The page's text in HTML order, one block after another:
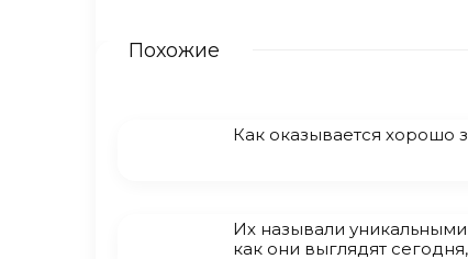
Похожие
Как оказывается хорошо
Их называли
как они выглядят